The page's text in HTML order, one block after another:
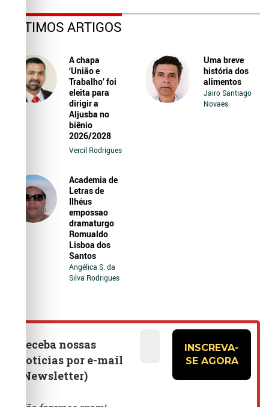
ÚLTIMOS ARTIGOS
A chapa
‘União e
Trabalho’ foi
eleita para
dirigir a
Aljusba no
biênio
2026/2028
Vercil Rodrigues
Uma breve
história dos
alimentos
Jairo Santiago
Novaes
Academia de
Letras de
Ilhéus
empossao
dramaturgo
Romualdo
Lisboa dos
Santos
Angélica S. da
Silva Rodrigues